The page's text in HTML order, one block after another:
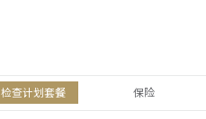
检查计划套餐 保险